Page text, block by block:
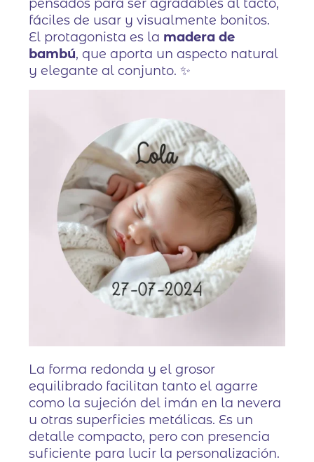
pensados para ser agradables al tacto,
fáciles de usar y visualmente bonitos.
El protagonista es la madera de
bambú, que aporta un aspecto natural
y elegante al conjunto. ✨
La forma redonda y el grosor
equilibrado facilitan tanto el agarre
como la sujeción del imán en la nevera
u otras superficies metálicas. Es un
detalle compacto, pero con presencia
suficiente para lucir la personalización.